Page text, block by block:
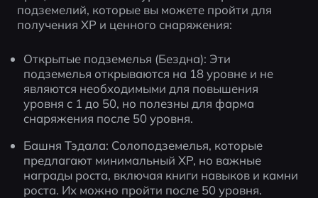
подземелий, которые вы можете пройти для
получения XP и ценного снаряжения:
Открытые подземелья (Бездна): Эти
подземелья открываются на 18 уровне и не
являются необходимыми для повышения
уровня с 1 до 50, но полезны для фарма
снаряжения после 50 уровня.
Башня Тэдала: Солоподземелья, которые
предлагают минимальный XP, но важные
награды роста, включая книги навыков и камни
роста. Их можно пройти после 50 уровня.